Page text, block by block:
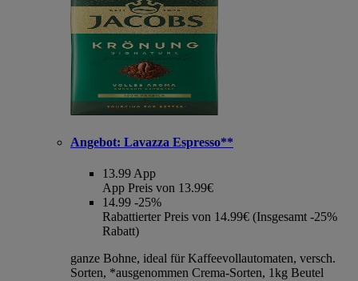
Angebot: Lavazza Espresso**
13.99 App
App Preis von 13.99€
14.99 -25%
Rabattierter Preis von 14.99€ (Insgesamt -25%
Rabatt)
ganze Bohne, ideal für Kaffeevollautomaten, versch.
Sorten, *ausgenommen Crema-Sorten, 1kg Beutel